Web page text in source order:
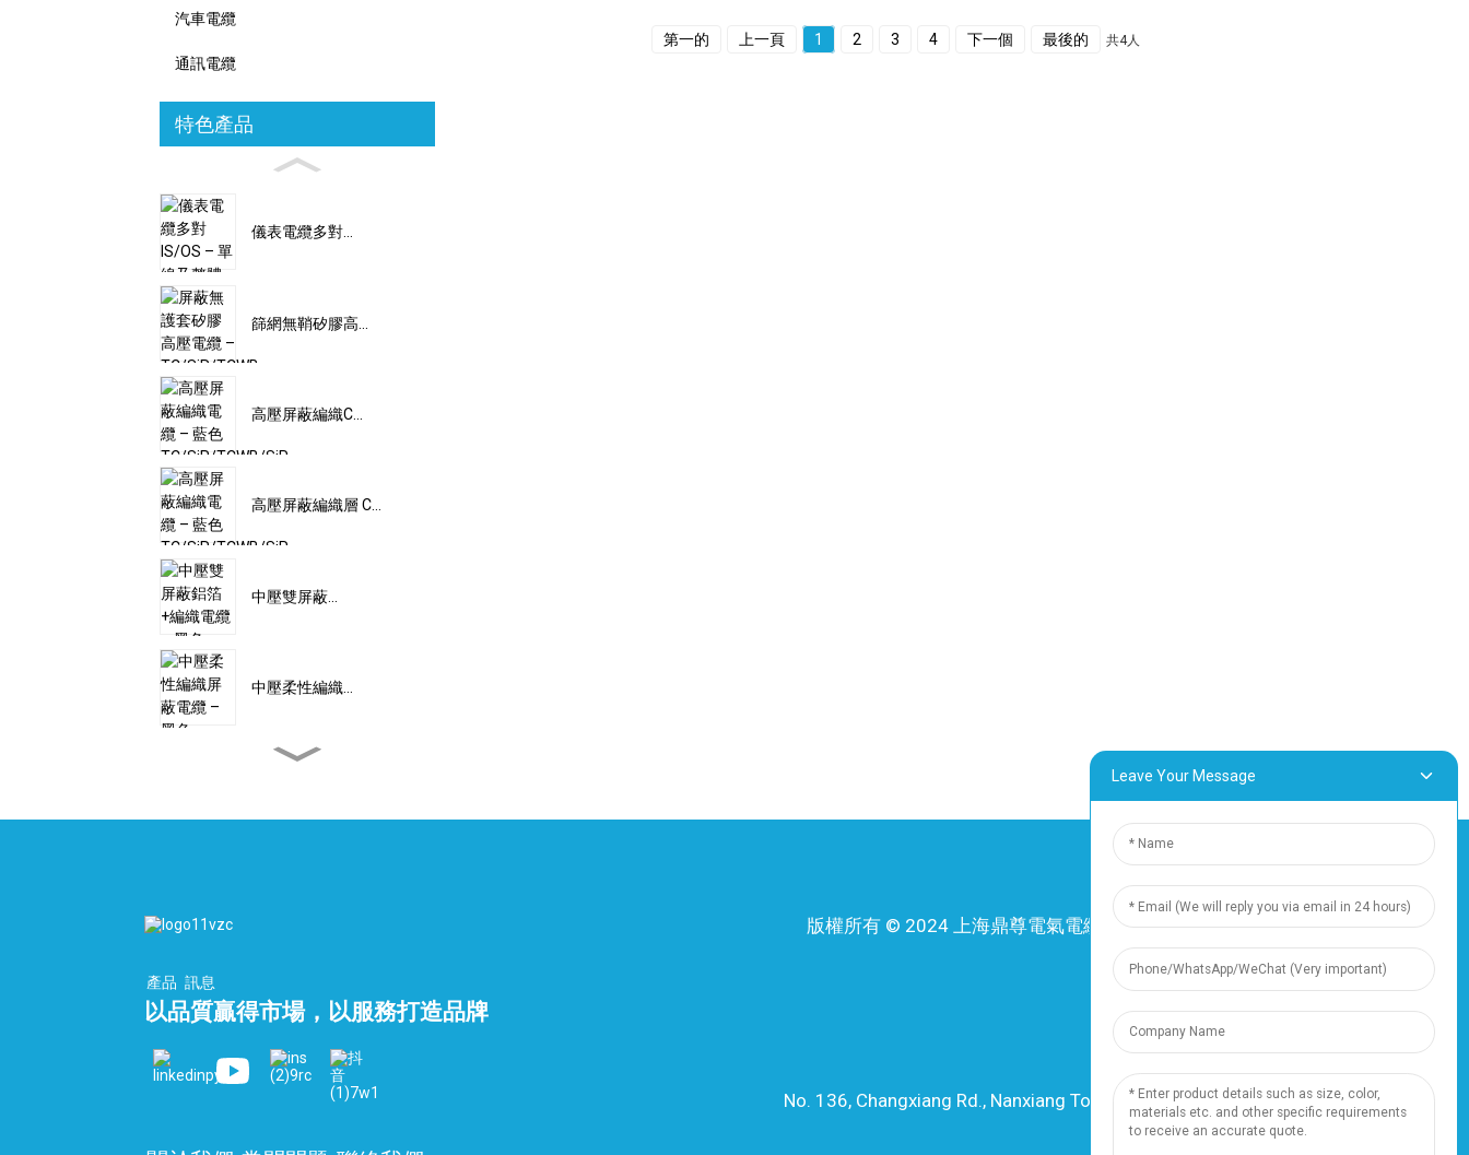
汽車電纜
通訊電纜
特色產品
儀表電纜多對...
篩網無鞘矽膠高...
高壓屏蔽編織C...
高壓屏蔽編織層 C...
中壓雙屏蔽...
中壓柔性編織…
溫...
第一的 上一頁 1 2 3 4 下一個 最後的 共4人
產品 訊息
以品質贏得市場，以服務打造品牌
版權所有 © 2024 上海鼎尊電氣電纜股份有限公司。保留所有權
利。
-網站地圖- Resource
資源
No. 136, Changxiang Rd., Nanxiang Town, 201802, Shanghai, China
電話：+86 18019377761
Leave Your Message